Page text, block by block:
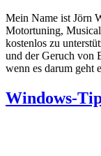
Mein Name ist Jörn
Motortuning,
kostenlos zu
und der Geruch von
wenn es darum geht
Windows-